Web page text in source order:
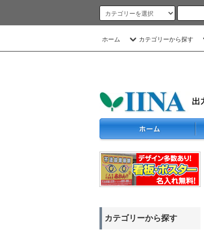
ホーム カテゴリーから探す
カテゴリーから探す